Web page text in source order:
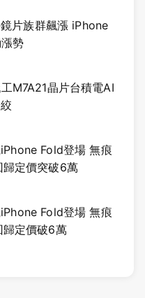
片族群飆漲 iPhone
勢
M7A21晶片台積電AI
Fold登場 無痕
定價突破6萬
Fold登場 無痕
定價破6萬